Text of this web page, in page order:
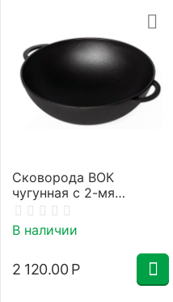
Сковорода ВОК
чугунная с 2-мя
ручками 300х120
Гардарика
В наличии
2 120.00 Р